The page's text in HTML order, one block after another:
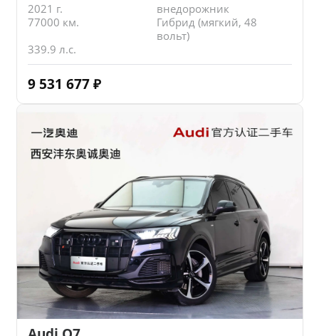
2021 г.
внедорожник
77000 км.
Гибрид (мягкий, 48
вольт)
339.9 л.с.
9 531 677 ₽